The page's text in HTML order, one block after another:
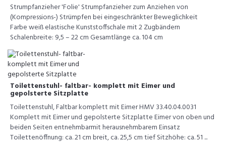
Strumpfanzieher 'Folie' Strumpfanzieher zum Anziehen von
(Kompressions-) Strümpfen bei eingeschränkter Beweglichkeit
Farbe weiß elastische Kunststoffschale mit 2 Zugbändern
Schalenbreite: 9,5 – 22 cm Gesamtlänge ca. 104 cm
Toilettenstuhl- faltbar- komplett mit Eimer und
gepolsterte Sitzplatte
Toilettenstuhl, Faltbar komplett mit Eimer HMV 33.40.04.0031
Komplett mit Eimer und gepolsterte Sitzplatte Eimer von oben und
beiden Seiten entnehmbarmit herausnehmbarem Einsatz
Toilettenöffnung: ca. 21 cm breit, ca. 25,5 cm tief Sitzhöhe: ca. 51 ...